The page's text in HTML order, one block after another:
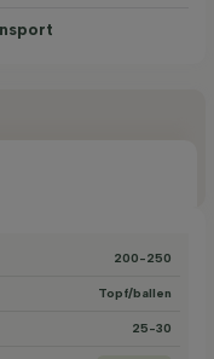
200-250
Topf/ballen
25-30